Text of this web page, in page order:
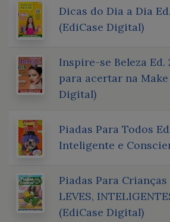
Dicas do Dia a Dia
(EdiCase Digital)
Inspire-se Beleza Ed.
para acertar na Make
Digital)
Piadas Para Todos
Inteligente e
Piadas Para Crianças
LEVES,
(EdiCase Digital)